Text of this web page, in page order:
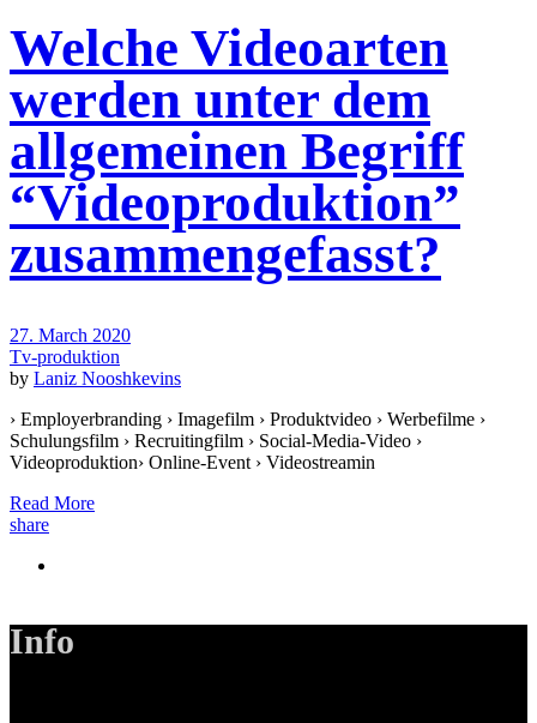
Welche Videoarten
werden unter dem
allgemeinen Begriff
“Videoproduktion”
zusammengefasst?
27. March 2020
Tv-produktion
by Laniz Nooshkevins
› Employerbranding › Imagefilm › Produktvideo › Werbefilme ›
Schulungsfilm › Recruitingfilm › Social-Media-Video ›
Videoproduktion› Online-Event › Videostreamin
Read More
share
Info